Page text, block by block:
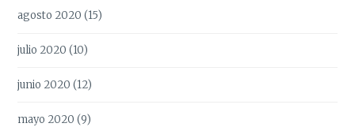
agosto 2020 (15)
julio 2020 (10)
junio 2020 (12)
mayo 2020 (9)